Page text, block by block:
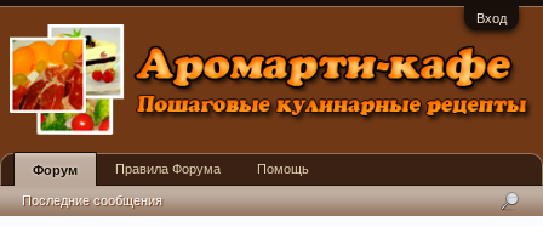
Вход
Форум
Последние сообщения
Правила Форума Помощь